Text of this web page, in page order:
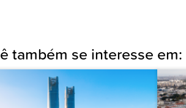
também se interesse em: